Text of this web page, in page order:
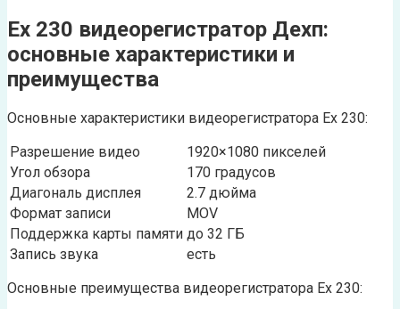
Ех 230 видеорегистратор Дехп:
основные характеристики и
преимущества
Основные характеристики видеорегистратора Ех 230:
Разрешение видео
1920×1080 пикселей
Угол обзора
170 градусов
Диагональ дисплея
2.7 дюйма
Формат записи
MOV
Поддержка карты памяти до 32 ГБ
Запись звука
есть
Основные преимущества видеорегистратора Ех 230: